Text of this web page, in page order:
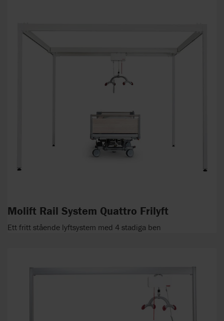
Molift Rail System Quattro Frilyft
Ett fritt stående lyftsystem med 4 stadiga ben